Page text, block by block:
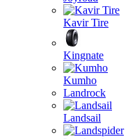
Kavir Tire
Kingnate
Kumho
Landrock
Landsail